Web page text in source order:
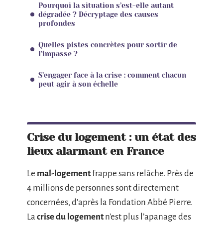
Pourquoi la situation s’est-elle autant
dégradée ? Décryptage des causes
profondes
Quelles pistes concrètes pour sortir de
l’impasse ?
S’engager face à la crise : comment chacun
peut agir à son échelle
Crise du logement : un état des
lieux alarmant en France
Le mal-logementfrappe sans relâche. Près de
4 millions de personnes sont directement
concernées, d’après la Fondation Abbé Pierre.
La crise du logementn’est plus l’apanage des